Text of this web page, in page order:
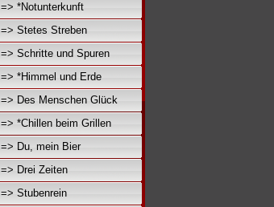
=> *Notunterkunft
=> Stetes Streben
=> Schritte und Spuren
=> *Himmel und Erde
=> Des Menschen Glück
=> *Chillen beim Grillen
=> Du, mein Bier
=> Drei Zeiten
=> Stubenrein